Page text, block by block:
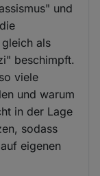
und
als
beschimpft.
viele
und warum
in der Lage
sodass
eigenen